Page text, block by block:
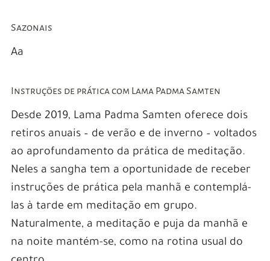
Sazonais
Aa
Instruções de prática com Lama Padma Samten
Desde 2019, Lama Padma Samten oferece dois
retiros anuais – de verão e de inverno – voltados
ao aprofundamento da prática de meditação.
Neles a sangha tem a oportunidade de receber
instruções de prática pela manhã e contemplá-
las à tarde em meditação em grupo.
Naturalmente, a meditação e puja da manhã e
na noite mantém-se, como na rotina usual do